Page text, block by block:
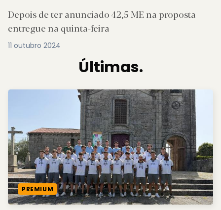
Depois de ter anunciado 42,5 ME na proposta
entregue na quinta-feira
11 outubro 2024
Últimas.
PREMIUM